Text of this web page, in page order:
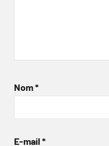
Nom*
E-mail *